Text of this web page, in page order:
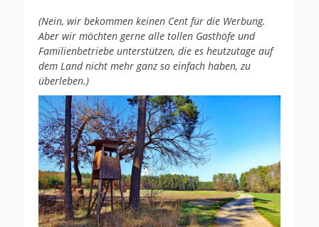
(Nein, wir bekommen keinen Cent für die Werbung.
Aber wir möchten gerne alle tollen Gasthöfe und
Familienbetriebe unterstützen, die es heutzutage auf
dem Land nicht mehr ganz so einfach haben, zu
überleben.)